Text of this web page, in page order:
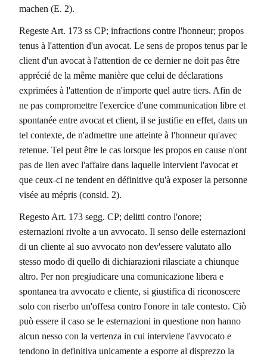
machen (E. 2).
Regeste Art. 173 ss CP; infractions contre l'honneur; propos
tenus à l'attention d'un avocat. Le sens de propos tenus par le
client d'un avocat à l'attention de ce dernier ne doit pas être
apprécié de la même manière que celui de déclarations
exprimées à l'attention de n'importe quel autre tiers. Afin de
ne pas compromettre l'exercice d'une communication libre et
spontanée entre avocat et client, il se justifie en effet, dans un
tel contexte, de n'admettre une atteinte à l'honneur qu'avec
retenue. Tel peut être le cas lorsque les propos en cause n'ont
pas de lien avec l'affaire dans laquelle intervient l'avocat et
que ceux-ci ne tendent en définitive qu'à exposer la personne
visée au mépris (consid. 2).
Regesto Art. 173 segg. CP; delitti contro l'onore;
esternazioni rivolte a un avvocato. Il senso delle esternazioni
di un cliente al suo avvocato non dev'essere valutato allo
stesso modo di quello di dichiarazioni rilasciate a chiunque
altro. Per non pregiudicare una comunicazione libera e
spontanea tra avvocato e cliente, si giustifica di riconoscere
solo con riserbo un'offesa contro l'onore in tale contesto. Ciò
può essere il caso se le esternazioni in questione non hanno
alcun nesso con la vertenza in cui interviene l'avvocato e
tendono in definitiva unicamente a esporre al disprezzo la